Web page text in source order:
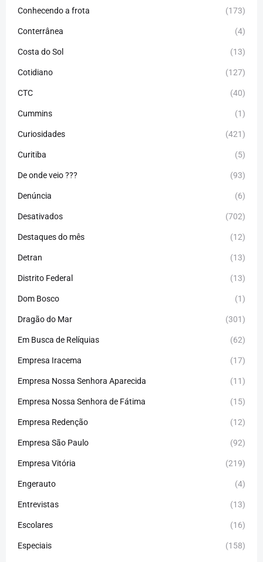
Conhecendo a frota (173)
Conterrânea (4)
Costa do Sol (13)
Cotidiano (127)
CTC (40)
Cummins (1)
Curiosidades (421)
Curitiba (5)
De onde veio ??? (93)
Denúncia (6)
Desativados (702)
Destaques do mês (12)
Detran (13)
Distrito Federal (13)
Dom Bosco (1)
Dragão do Mar (301)
Em Busca de Relíquias (62)
Empresa Iracema (17)
Empresa Nossa Senhora Aparecida (11)
Empresa Nossa Senhora de Fátima (15)
Empresa Redenção (12)
Empresa São Paulo (92)
Empresa Vitória (219)
Engerauto (4)
Entrevistas (13)
Escolares (16)
Especiais (158)